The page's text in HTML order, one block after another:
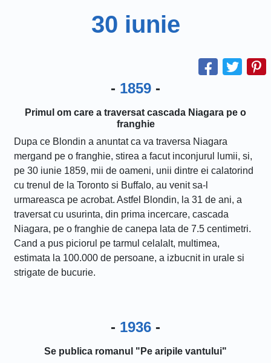
30 iunie
- 1859 -
Primul om care a traversat cascada Niagara pe o
franghie
Dupa ce Blondin a anuntat ca va traversa Niagara
mergand pe o franghie, stirea a facut inconjurul lumii, si,
pe 30 iunie 1859, mii de oameni, unii dintre ei calatorind
cu trenul de la Toronto si Buffalo, au venit sa-l
urmareasca pe acrobat. Astfel Blondin, la 31 de ani, a
traversat cu usurinta, din prima incercare, cascada
Niagara, pe o franghie de canepa lata de 7.5 centimetri.
Cand a pus piciorul pe tarmul celalalt, multimea,
estimata la 100.000 de persoane, a izbucnit in urale si
strigate de bucurie.
- 1936 -
Se publica romanul "Pe aripile vantului"